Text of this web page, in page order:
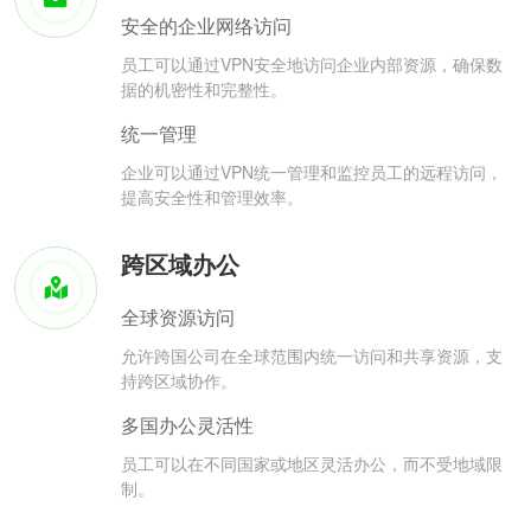
安全的企业网络访问
员工可以通过VPN安全地访问企业内部资源，确保数
据的机密性和完整性。
统一管理
企业可以通过VPN统一管理和监控员工的远程访问，
提高安全性和管理效率。
跨区域办公
全球资源访问
允许跨国公司在全球范围内统一访问和共享资源，支
持跨区域协作。
多国办公灵活性
员工可以在不同国家或地区灵活办公，而不受地域限
制。